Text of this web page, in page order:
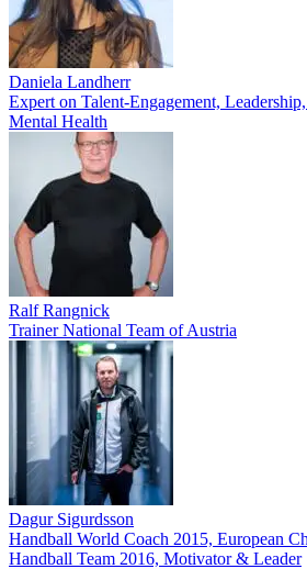
Daniela Landherr
Expert on Talent-Engagement,
Mental Health
Ralf Rangnick
Trainer National Team of Austria
Dagur Sigurdsson
Handball World Coach 2015, European
Handball Team 2016, Motivator & Leader